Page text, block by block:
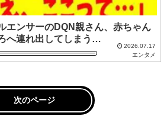
エンサーのDQN親さん、赤ちゃん
へ連れ出してしまう…
2026.07.17
エンタメ
次のページ